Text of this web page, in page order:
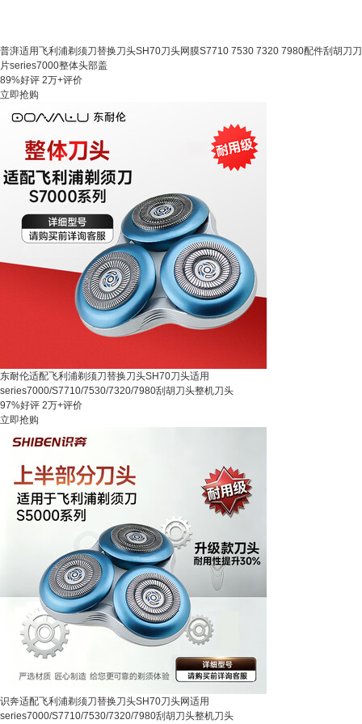
普湃适用飞利浦剃须刀替换刀头SH70刀头网膜S7710 7530 7320 7980配件刮胡刀刀
片series7000整体头部盖
89%好评 2万+评价
立即抢购
东耐伦适配飞利浦剃须刀替换刀头SH70刀头适用
series7000/S7710/7530/7320/7980刮胡刀头整机刀头
97%好评 2万+评价
立即抢购
识奔适配飞利浦剃须刀替换刀头SH70刀头网适用
series7000/S7710/7530/7320/7980刮胡刀头整机刀头